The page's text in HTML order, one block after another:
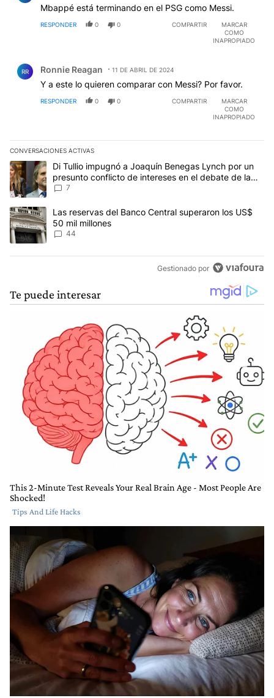
Mbappé está terminando en el PSG como Messi.
RESPONDER 0 0 COMPARTIR
MARCAR
COMO
INAPROPIADO
RR Ronnie Reagan 11 DE ABRIL DE 2024
Y a este lo quieren comparar con Messi? Por favor.
RESPONDER 0 0 COMPARTIR
MARCAR
COMO
INAPROPIADO
CONVERSACIONES ACTIVAS
Este listado muestra los artículos con más comentarios en los
Un artículo de tendencia con el título "Di Tullio impugnó a
Di Tullio impugnó a Joaquín Benegas Lynch por un
presunto conflicto de intereses en el debate de la
Ley de Tierras
7
Un artículo de tendencia con el título "Las reservas del Banco
Las reservas del Banco Central superaron los US$
50 mil millones
44
Gestionado por